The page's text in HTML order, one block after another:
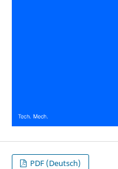
PDF (Deutsch)